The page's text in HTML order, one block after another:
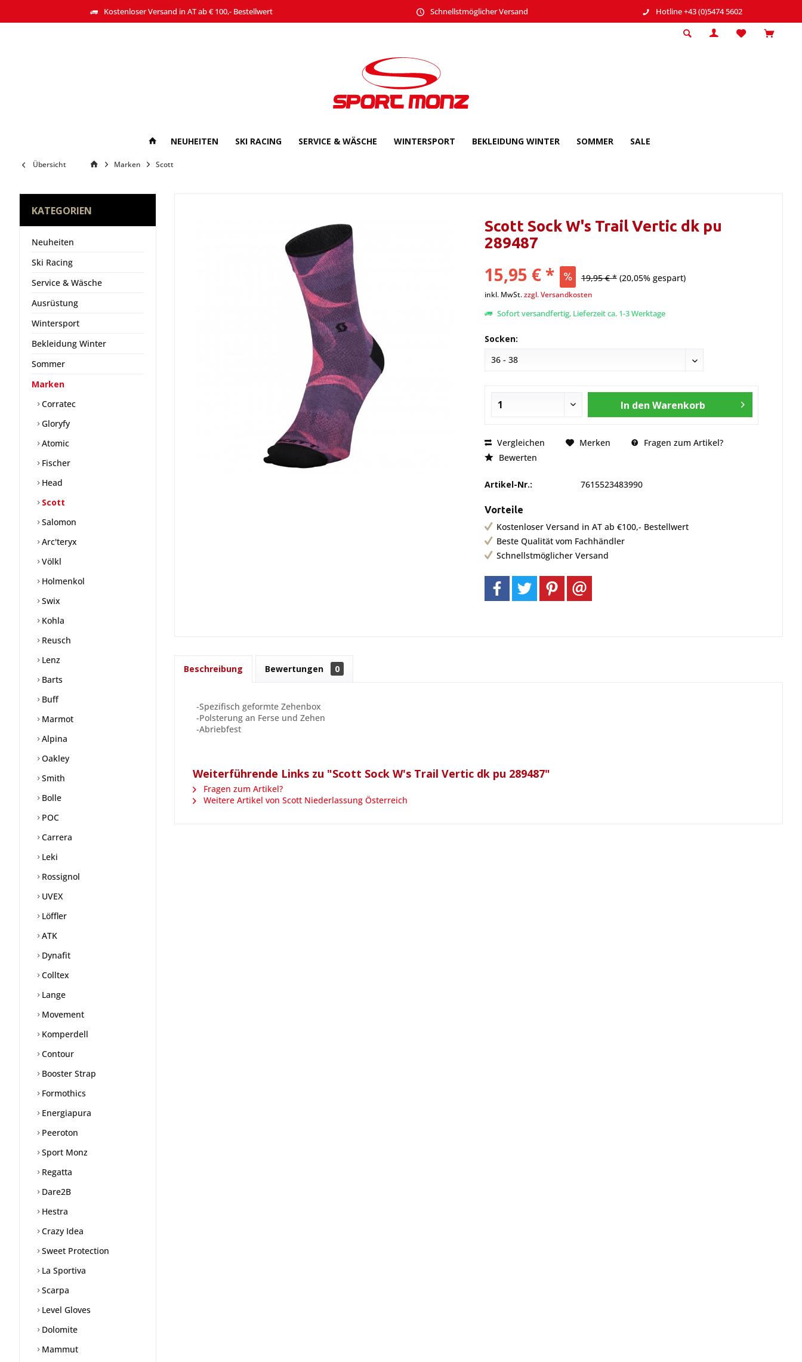
Kostenloser Versand in AT ab € 100,- Bestellwert Schnellstmöglicher Versand Hotline +43 (0)5474 5602
NEUHEITEN SKI RACING SERVICE & WÄSCHE WINTERSPORT BEKLEIDUNG WINTER SOMMER SALE
Übersicht Marken Scott
KATEGORIEN
Neuheiten
Ski Racing
Service & Wäsche
Ausrüstung
Wintersport
Bekleidung Winter
Sommer
Marken
Corratec
Gloryfy
Atomic
Fischer
Head
Scott
Salomon
Arc'teryx
Völkl
Holmenkol
Swix
Kohla
Reusch
Lenz
Barts
Buff
Marmot
Alpina
Oakley
Smith
Bolle
POC
Carrera
Leki
Rossignol
UVEX
Löffler
ATK
Dynafit
Colltex
Lange
Movement
Komperdell
Contour
Booster Strap
Formothics
Energiapura
Peeroton
Sport Monz
Regatta
Dare2B
Hestra
Crazy Idea
Sweet Protection
La Sportiva
Scarpa
Level Gloves
Dolomite
Mammut
Scott Sock W's Trail Vertic dk pu
289487
15,95 € * 19,95 € * (20,05% gespart)
inkl. MwSt.zzgl. Versandkosten
Sofort versandfertig, Lieferzeit ca. 1-3 Werktage
Socken:
In den Warenkorb
Vergleichen Merken
Fragen zum Artikel?
Bewerten
Artikel-Nr.: 7615523483990
Vorteile
Kostenloser Versand in AT ab €100,- Bestellwert
Beste Qualität vom Fachhändler
Schnellstmöglicher Versand
Beschreibung Bewertungen 0
-Spezifisch geformte Zehenbox
-Polsterung an Ferse und Zehen
-Abriebfest
Weiterführende Links zu "Scott Sock W's Trail Vertic dk pu 289487"
Fragen zum Artikel?
Weitere Artikel von Scott Niederlassung Österreich